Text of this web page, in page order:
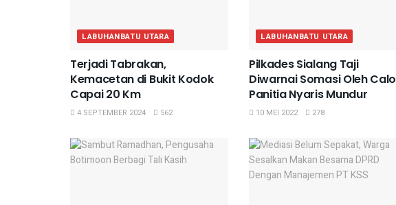
LABUHANBATU UTARA
Terjadi Tabrakan,
Kemacetan di Bukit Kodok
Capai 20 Km
4 SEPTEMBER 2024 562
LABUHANBATU UTARA
Pilkades Sialang Taji
Diwarnai Somasi Oleh
Panitia Nyaris Mundur
10 MEI 2022 278